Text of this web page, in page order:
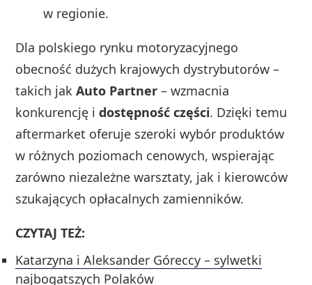
w regionie.
Dla polskiego rynku motoryzacyjnego
obecność dużych krajowych dystrybutorów –
takich jakAuto Partner – wzmacnia
konkurencję idostępność części. Dzięki temu
aftermarket oferuje szeroki wybór produktów
w różnych poziomach cenowych, wspierając
zarówno niezależne warsztaty, jak i kierowców
szukających opłacalnych zamienników.
CZYTAJ TEŻ:
Katarzyna i Aleksander Góreccy – sylwetki
najbogatszych Polaków